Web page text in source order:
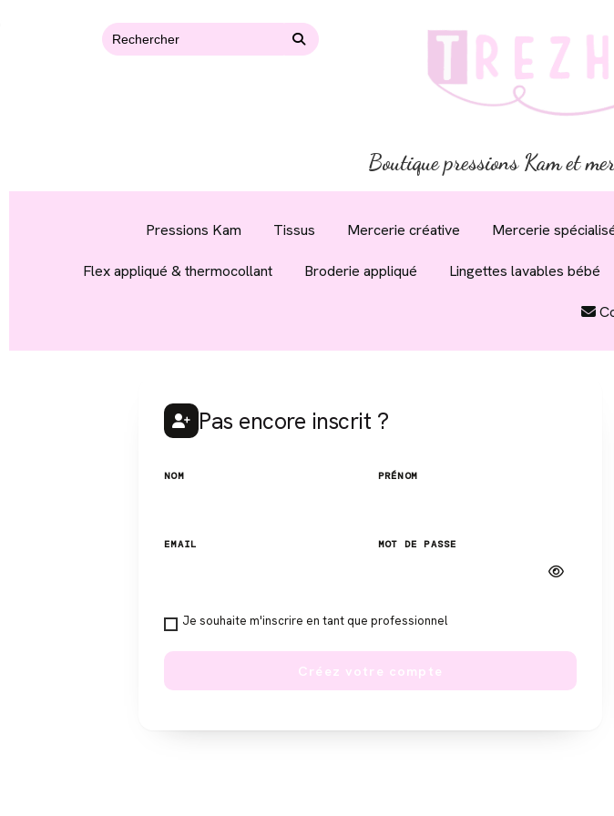
Boutique pressions Kam et
Pressions Kam Tissus Mercerie créative Mercerie
Flex appliqué & thermocollant Broderie appliqué Lingettes lavables bébé
Pas encore inscrit ?
NOM PRÉNOM
EMAIL MOT DE PASSE
Je souhaite m'inscrire en tant que professionnel
Créez votre compte